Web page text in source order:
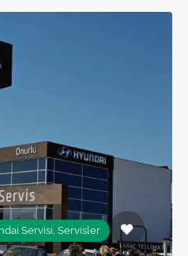
Servisi, Servisler